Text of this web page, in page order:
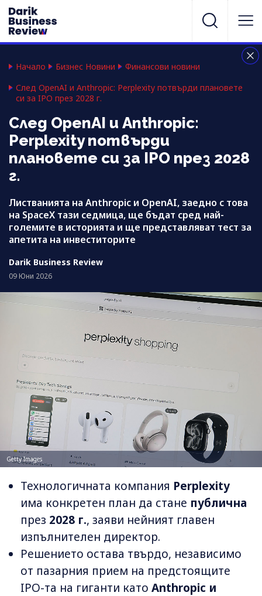
Начало Бизнес Новини
Финансови новини
След OpenAI и Anthropic: Perplexity потвърди плановете
си за IPO през 2028 г.
След OpenAI и Anthropic:
Perplexity потвърди
плановете си за IPO през 2028
г.
Листванията на Anthropic и OpenAI, заедно с това
на SpaceX тази седмица, ще бъдат сред най-
големите в историята и ще представляват тест за
апетита на инвеститорите
Darik Business Review
09 Юни 2026
Getty Images
Технологичната компания Perplexity
има конкретен план да стане публична
през 2028 г., заяви нейният главен
изпълнителен директор.
Решението остава твърдо, независимо
от пазарния прием на предстоящите
IPO-та на гиганти като Anthropic и